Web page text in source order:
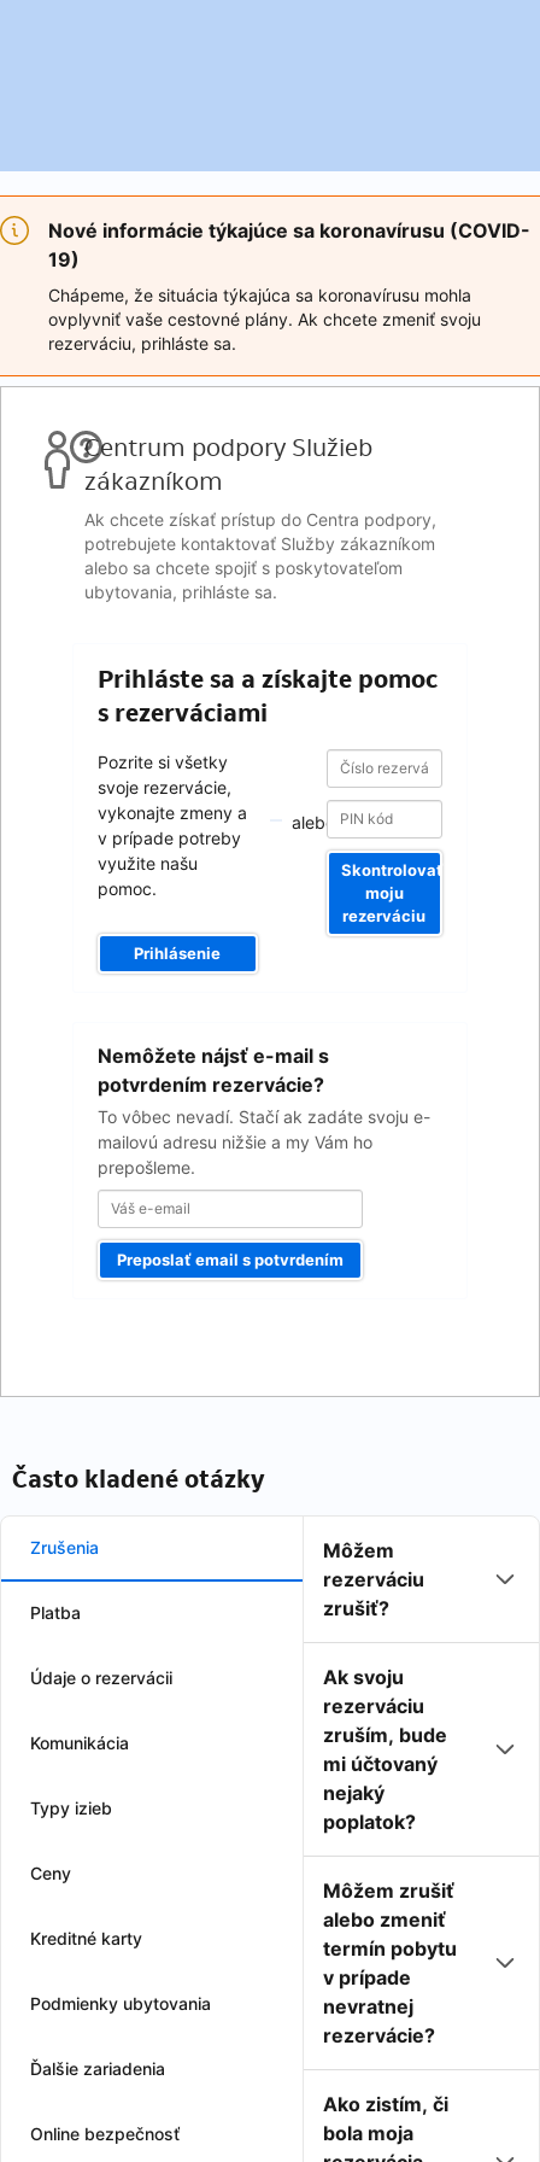
Nové informácie týkajúce sa koronavírusu (COVID-
19)
Chápeme, že situácia týkajúca sa koronavírusu mohla
ovplyvniť vaše cestovné plány. Ak chcete zmeniť svoju
rezerváciu, prihláste sa.
Centrum podpory Služieb
zákazníkom
Ak chcete získať prístup do Centra podpory,
potrebujete kontaktovať Služby zákazníkom
alebo sa chcete spojiť s poskytovateľom
ubytovania, prihláste sa.
Prihláste sa a získajte pomoc
s rezerváciami
Pozrite si všetky
svoje rezervácie,
vykonajte zmeny a
v prípade potreby
využite našu
pomoc.
Prihlásenie
alebo
Číslo
rezervácie
Číslo
rezervácie
Skontrolovať
moju
rezerváciu
Nemôžete nájsť e-mail s
potvrdením rezervácie?
To vôbec nevadí. Stačí ak zadáte svoju e-
mailovú adresu nižšie a my Vám ho
prepošleme.
email
Preposlať email s potvrdením
Často kladené otázky
Zrušenia
Platba
Údaje o rezervácii
Komunikácia
Typy izieb
Ceny
Kreditné karty
Podmienky ubytovania
Ďalšie zariadenia
Online bezpečnosť
Môžem
rezerváciu
zrušiť?
Ak svoju
rezerváciu
zruším, bude
mi účtovaný
nejaký
poplatok?
Môžem zrušiť
alebo zmeniť
termín pobytu
v prípade
nevratnej
rezervácie?
Ako zistím, či
bola moja